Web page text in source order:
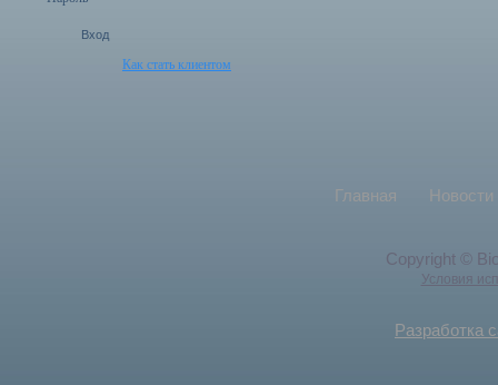
Как стать клиентом
Главная Новости
Copyright ©
Условия
Разработка